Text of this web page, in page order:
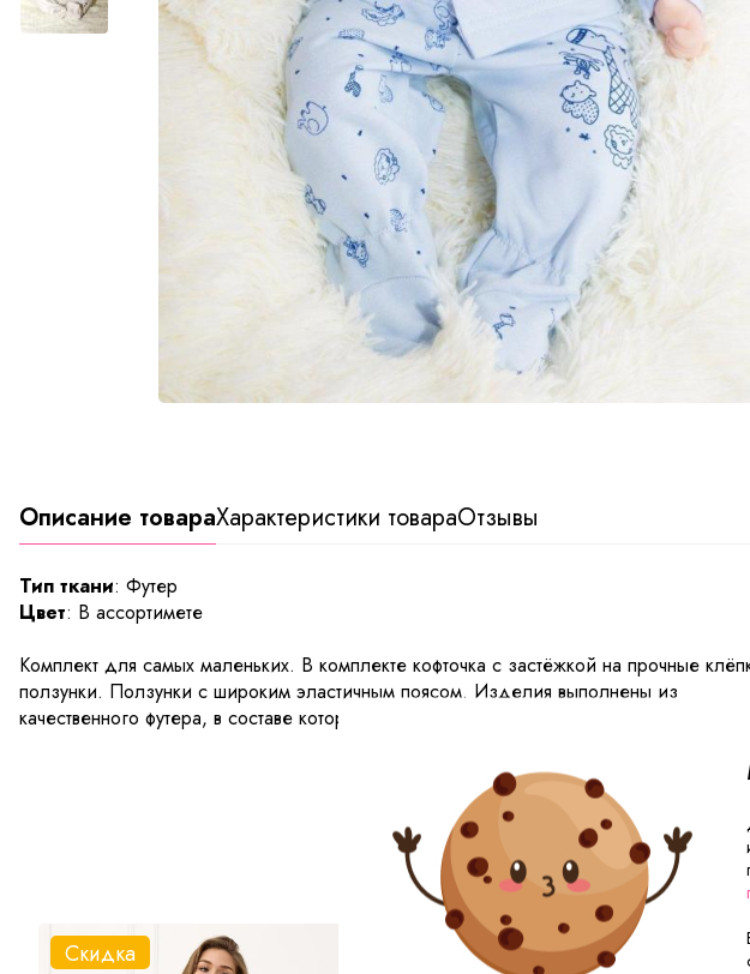
Описание товараХарактеристики товараОтзывы
Тип ткани: Футер
Цвет: В ассортимете
Комплект для самых маленьких. В комплекте кофточка с застёжкой на прочные
ползунки. Ползунки с широким эластичным поясом. Изделия выполнены из
качественного футера, в составе которого 100% хлопок.
Сейчас
Скидка Скидка